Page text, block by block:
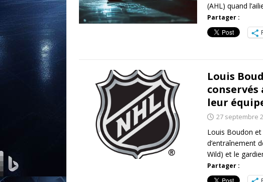
(AHL) quand
Partager :
Louis
leur
27 septembre
Louis Boudon
d’entraînement
Wild) et le
Partager :